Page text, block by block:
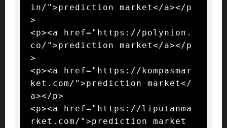
in/">prediction market</a></p
>
<p><a href="https://polynion.
co/">prediction market</a></p
>
<p><a href="https://kompasmar
ket.com/">prediction market</
a></p>
<p><a href="https://liputanma
rket.com/">prediction market